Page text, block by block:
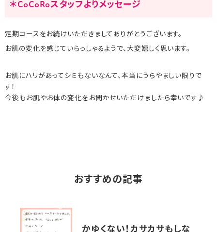
＊CoCoRoスタッフよりメッセージ
定期コースをお続けいただきましてありがとうございます。
お肌の変化を感じていらっしゃるようで、大変嬉しく思います。
お肌にハリがあってシミもないなんて、本当にうらやましい限りで
す！
今後もお肌やお体の変化をお聞かせいただけましたら幸いです♪
おすすめの記事
かゆくない！カサカサもしな